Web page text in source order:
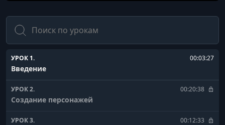
Поиск
УРОК 1. 00:03:27
Введение
УРОК 2. 00:20:38
Создание персонажей
УРОК 3. 00:12:33